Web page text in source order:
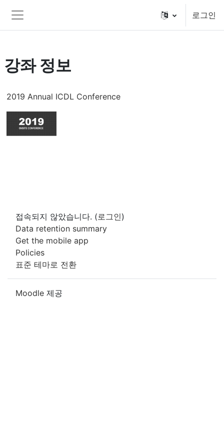
측면 패널
로그인
강좌 정보
2019 Annual ICDL Conference
접속되지 않았습니다. ( 로그인)
Data retention summary
Get the mobile app
Policies
표준 테마로 전환
Moodle 제공